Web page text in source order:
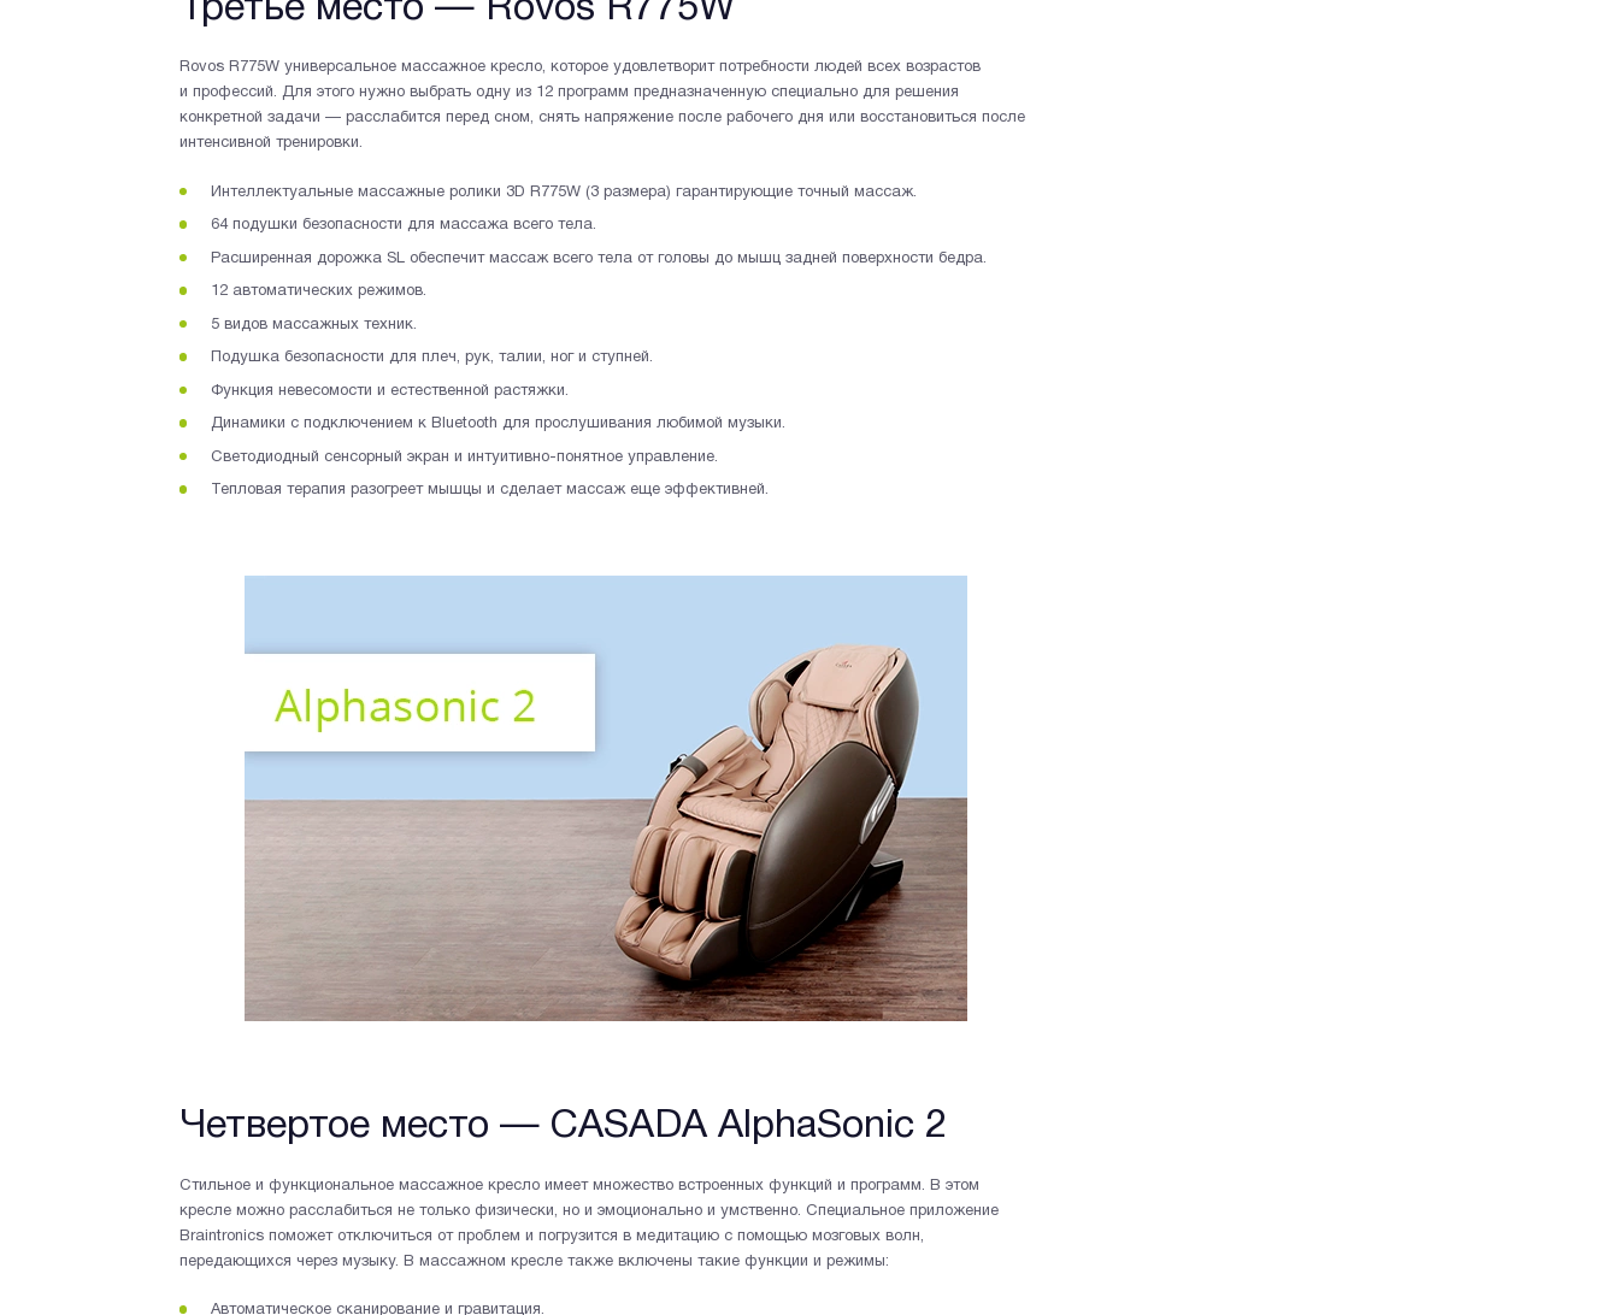
Третье место — Rovos R775W
Rovos R775W универсальное массажное кресло, которое удовлетворит потребности людей всех возрастов
и профессий. Для этого нужно выбрать одну из 12 программ предназначенную специально для решения
конкретной задачи — расслабится перед сном, снять напряжение после рабочего дня или восстановиться после
интенсивной тренировки.
Интеллектуальные массажные ролики 3D R775W (3 размера) гарантирующие точный массаж.
64 подушки безопасности для массажа всего тела.
Расширенная дорожка SL обеспечит массаж всего тела от головы до мышц задней поверхности бедра.
12 автоматических режимов.
5 видов массажных техник.
Подушка безопасности для плеч, рук, талии, ног и ступней.
Функция невесомости и естественной растяжки.
Динамики с подключением к Bluetooth для прослушивания любимой музыки.
Светодиодный сенсорный экран и интуитивно-понятное управление.
Тепловая терапия разогреет мышцы и сделает массаж еще эффективней.
Четвертое место — CASADA AlphaSonic 2
Стильное и функциональное массажное кресло имеет множество встроенных функций и программ. В этом
кресле можно расслабиться не только физически, но и эмоционально и умственно. Специальное приложение
Braintronics поможет отключиться от проблем и погрузится в медитацию с помощью мозговых волн,
передающихся через музыку. В массажном кресле также включены такие функции и режимы:
Автоматическое сканирование и гравитация.